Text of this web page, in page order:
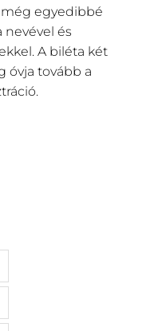
egyedibbé
és
A biléta két
óvja tovább a